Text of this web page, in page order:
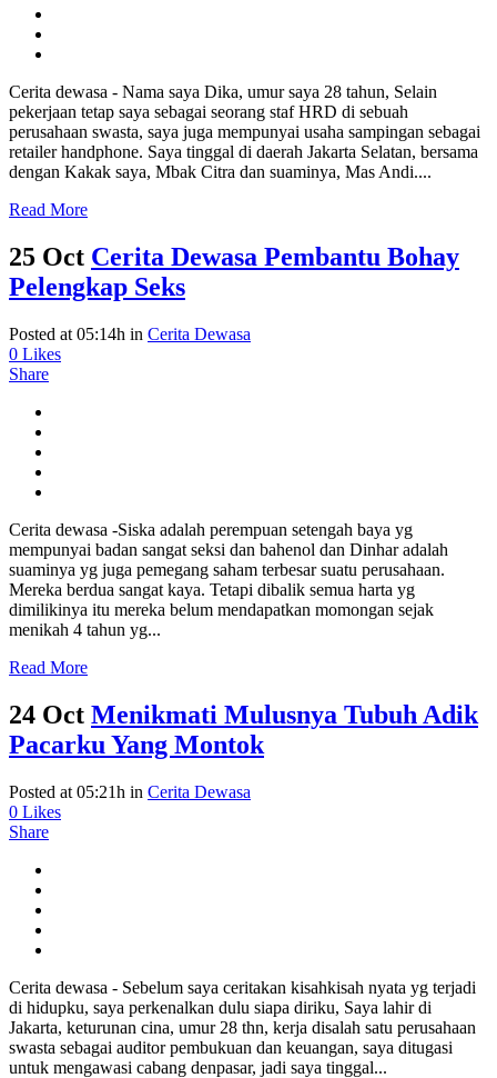
Cerita dewasa - Nama saya Dika, umur saya 28 tahun, Selain
pekerjaan tetap saya sebagai seorang staf HRD di sebuah
perusahaan swasta, saya juga mempunyai usaha sampingan sebagai
retailer handphone. Saya tinggal di daerah Jakarta Selatan, bersama
dengan Kakak saya, Mbak Citra dan suaminya, Mas Andi....
Read More
25 Oct Cerita Dewasa Pembantu Bohay
Pelengkap Seks
Posted at 05:14h in Cerita Dewasa
0 Likes
Share
Cerita dewasa -Siska adalah perempuan setengah baya yg
mempunyai badan sangat seksi dan bahenol dan Dinhar adalah
suaminya yg juga pemegang saham terbesar suatu perusahaan.
Mereka berdua sangat kaya. Tetapi dibalik semua harta yg
dimilikinya itu mereka belum mendapatkan momongan sejak
menikah 4 tahun yg...
Read More
24 Oct Menikmati Mulusnya Tubuh Adik
Pacarku Yang Montok
Posted at 05:21h in Cerita Dewasa
0 Likes
Share
Cerita dewasa - Sebelum saya ceritakan kisahkisah nyata yg terjadi
di hidupku, saya perkenalkan dulu siapa diriku, Saya lahir di
Jakarta, keturunan cina, umur 28 thn, kerja disalah satu perusahaan
swasta sebagai auditor pembukuan dan keuangan, saya ditugasi
untuk mengawasi cabang denpasar, jadi saya tinggal...